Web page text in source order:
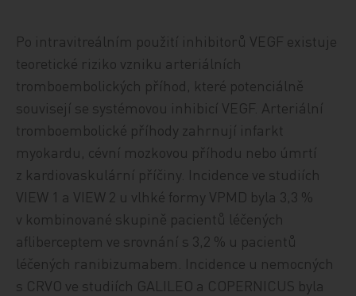
Po intravitreálním použití inhibitorů VEGF existuje
teoretické riziko vzniku arteriálních
tromboembolických příhod, které potenciálně
souvisejí se systémovou inhibicí VEGF. Arteriální
tromboembolické příhody zahrnují infarkt
myokardu, cévní mozkovou příhodu nebo úmrtí
z kardiovaskulární příčiny. Incidence ve studiích
VIEW 1 a VIEW 2 u vlhké formy VPMD byla 3,3 %
v kombinované skupině pacientů léčených
afliberceptem ve srovnání s 3,2 % u pacientů
léčených ranibizumabem. Incidence u nemocných
s CRVO ve studiích GALILEO a COPERNICUS byla